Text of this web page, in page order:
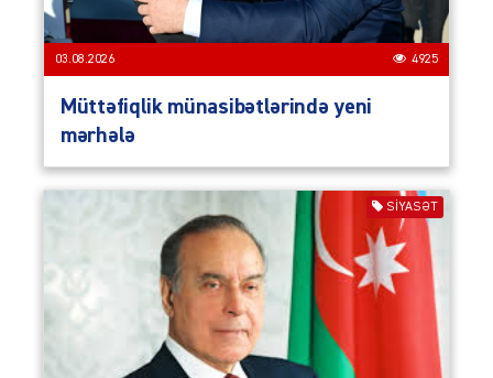
03.08.2026 4925
Müttəfiqlik münasibətlərində yeni
mərhələ
SIYASƏT